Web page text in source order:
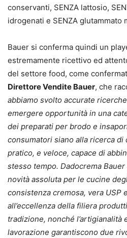
conservanti, SENZA lattosio,
idrogenati e SENZA glutammato
Bauer si conferma quindi un
estremamente ricettivo ed
del settore food, come
Direttore Vendite Bauer, che
abbiamo svolto accurate
emergere opportunità in una
dei preparati per brodo e
consumatori siano alla ricerca di
pratico, e veloce, capace di
stesso tempo. Dadocrema
novità assoluta per le cucine
consistenza cremosa, vera USP
all’eccellenza della filiera
tradizione, nonché l’artigianalità
lavorazione garantiscono due